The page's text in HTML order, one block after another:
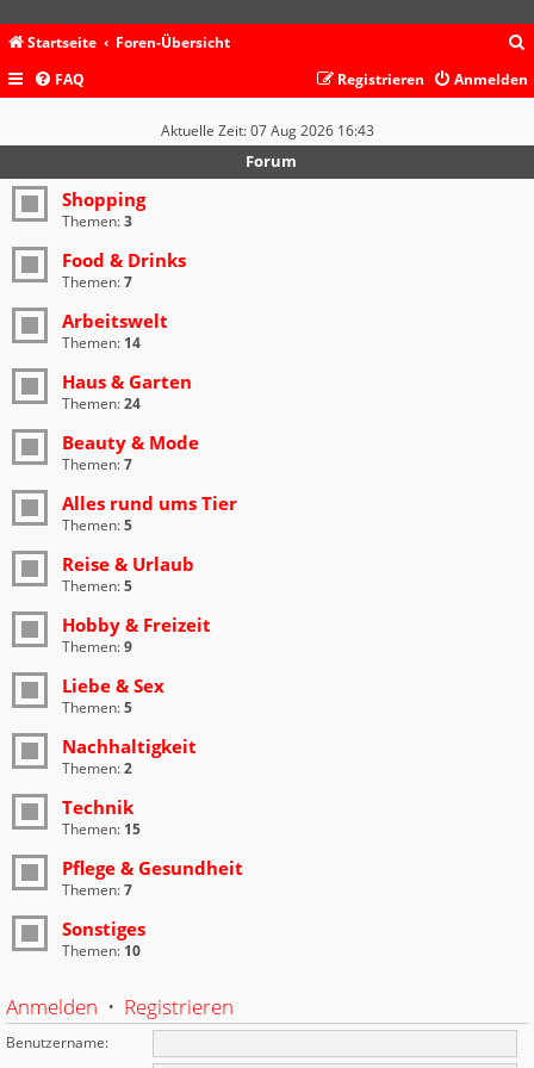
Startseite Foren-Übersicht
c
FAQ Anmelden
Registrieren
Aktuelle Zeit: 07 Aug 2026 16:43
Forum
Shopping
Themen:3
Food & Drinks
Themen:7
Arbeitswelt
Themen: 14
Haus & Garten
Themen:24
Beauty & Mode
Themen:7
Alles rund ums Tier
Themen:5
Reise & Urlaub
Themen:5
Hobby & Freizeit
Themen:9
Liebe & Sex
Themen:5
Nachhaltigkeit
Themen:2
Technik
Themen: 15
Pflege & Gesundheit
Themen:7
Sonstiges
Themen: 10
Anmelden • Registrieren
Benutzername: